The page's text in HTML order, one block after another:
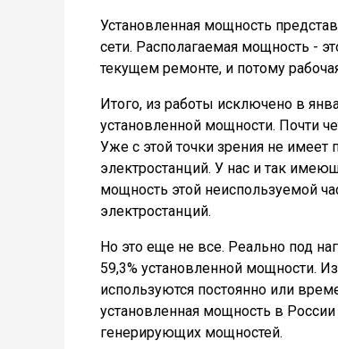
Установленная мощность
сети. Располагаемая мощность -
текущем ремонте, и потому
Итого, из работы исключено в
установленной мощности. Почти
Уже с этой точки зрения не имеет
электростанций. У нас и так
мощность этой неиспользуемой
электростанций.
Но это еще не все. Реально под
59,3% установленной мощности.
используются постоянно или
установленная мощность в России
генерирующих мощностей.